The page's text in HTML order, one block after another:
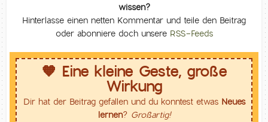
wissen?
Hinterlasse einen netten Kommentar und teile den Beitrag
oder abonniere doch unsere RSS-Feeds
🧡 Eine kleine Geste, große
Wirkung
Dir hat der Beitrag gefallen und du konntest etwas Neues
lernen? Großartig!